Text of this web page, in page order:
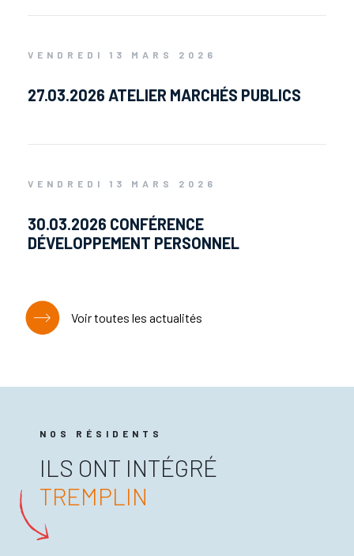
VENDREDI 13 MARS 2026
27.03.2026 ATELIER MARCHÉS PUBLICS
VENDREDI 13 MARS 2026
30.03.2026 CONFÉRENCE
DÉVELOPPEMENT PERSONNEL
Voir toutes les actualités
NOS RÉSIDENTS
ILS ONT INTÉGRÉ
TREMPLIN